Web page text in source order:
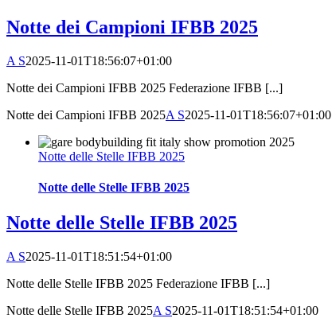
Notte dei Campioni IFBB 2025
A S2025-11-01T18:56:07+01:00
Notte dei Campioni IFBB 2025 Federazione IFBB [...]
Notte dei Campioni IFBB 2025A S2025-11-01T18:56:07+01:00
Notte delle Stelle IFBB 2025
Notte delle Stelle IFBB 2025
Notte delle Stelle IFBB 2025
A S2025-11-01T18:51:54+01:00
Notte delle Stelle IFBB 2025 Federazione IFBB [...]
Notte delle Stelle IFBB 2025A S2025-11-01T18:51:54+01:00